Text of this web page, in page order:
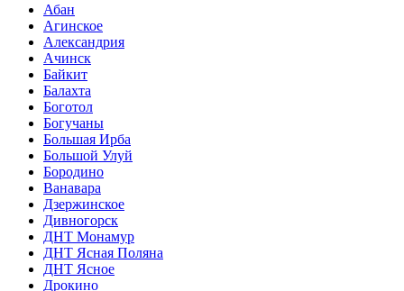
Абан
Агинское
Александрия
Ачинск
Байкит
Балахта
Боготол
Богучаны
Большая Ирба
Большой Улуй
Бородино
Ванавара
Дзержинское
Дивногорск
ДНТ Монамур
ДНТ Ясная Поляна
ДНТ Ясное
Дрокино